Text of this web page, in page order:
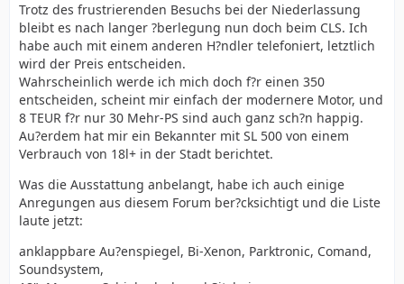
Trotz des frustrierenden Besuchs bei der Niederlassung
bleibt es nach langer ?berlegung nun doch beim CLS. Ich
habe auch mit einem anderen H?ndler telefoniert, letztlich
wird der Preis entscheiden.
Wahrscheinlich werde ich mich doch f?r einen 350
entscheiden, scheint mir einfach der modernere Motor, und
8 TEUR f?r nur 30 Mehr-PS sind auch ganz sch?n happig.
Au?erdem hat mir ein Bekannter mit SL 500 von einem
Verbrauch von 18l+ in der Stadt berichtet.
Was die Ausstattung anbelangt, habe ich auch einige
Anregungen aus diesem Forum ber?cksichtigt und die Liste
laute jetzt:
anklappbare Au?enspiegel, Bi-Xenon, Parktronic, Comand,
Soundsystem,